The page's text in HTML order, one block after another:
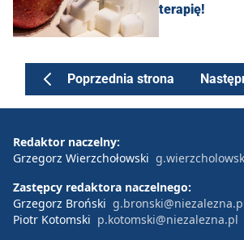
terapię!
Poprzednia strona
Redaktor naczelny:
Grzegorz Wierzchołowski
Zastępcy redaktora naczelnego:
Grzegorz Broński
Piotr Kotomski p.kotomski@niezalezna.pl